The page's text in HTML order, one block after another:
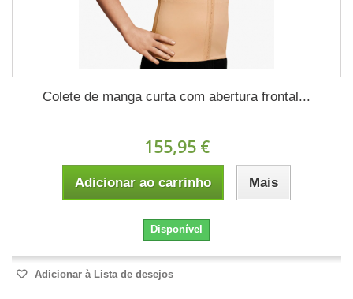
Colete de manga curta com abertura frontal...
155,95 €
Adicionar ao carrinho Mais
Disponível
Adicionar à Lista de desejos